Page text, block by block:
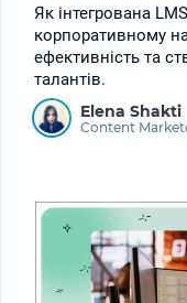
Як інтегрована
корпоративному
ефективність та
талантів.
Elena Shakti
Content